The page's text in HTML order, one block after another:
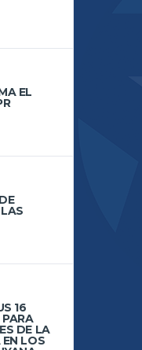
EL
16
DE LA
LOS